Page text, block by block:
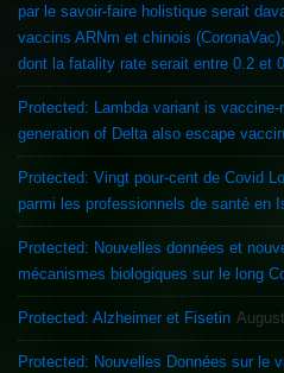
par le savoir-faire holistique serait davantage protectrice que les
vaccins ARNm et chinois
dont la fatality rate serait entre 0.2 et
Protected: Lambda variant is
generation of Delta also escape
Protected: Vingt pour-cent de Covid
parmi les
Protected: Nouvelles données et
mécanismes biologiques sur le
Protected: Alzheimer et Fisetin
Protected: Nouvelles Données sur le